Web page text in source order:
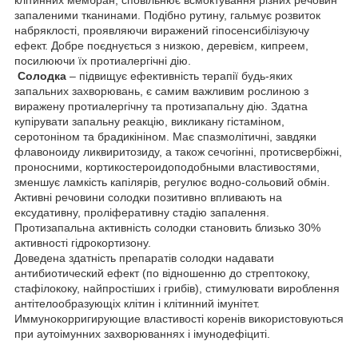
запаленими тканинами. Подібно рутину, гальмує розвиток
набряклості, проявляючи виражений гіпосенсибілізуючу
ефект. Добре поєднується з низкою, деревієм, кипреем,
посилюючи їх протиалергічні дію.
Солодка – підвищує ефективність терапії будь-яких
запальних захворювань, є самим важливим рослиною з
виражену протиалергічну та протизапальну дію. Здатна
купірувати запальну реакцію, викликану гістаміном,
серотоніном та брадикініном. Має спазмолітичні, завдяки
флавоноиду ликвиритозиду, а також сечогінні, протисвербіжні,
проносними, кортикостероидоподобными властивостями,
зменшує ламкість капілярів, регулює водно-сольовий обмін.
Активні речовини солодки позитивно впливають на
ексудативну, проліферативну стадію запалення.
Протизапальна активність солодки становить близько 30%
активності гідрокортизону.
Доведена здатність препаратів солодки надавати
антибиотический ефект (по відношенню до стрептококу,
стафілококу, найпростіших і грибів), стимулювати вироблення
антітелообразующіх клітин і клітинний імунітет.
Иммунокорригирующие властивості коренів використовуються
при аутоімунних захворюваннях і імунодефіциті.